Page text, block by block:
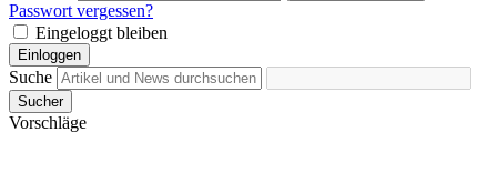
Passwort vergessen?
Eingeloggt bleiben
Einloggen
Suche
Sucher
Vorschläge